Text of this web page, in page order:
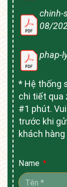
chinh-
08/
phap-
* Hệ thống
chi tiết qua
#1 phút.
trước khi
khách hàng
Name